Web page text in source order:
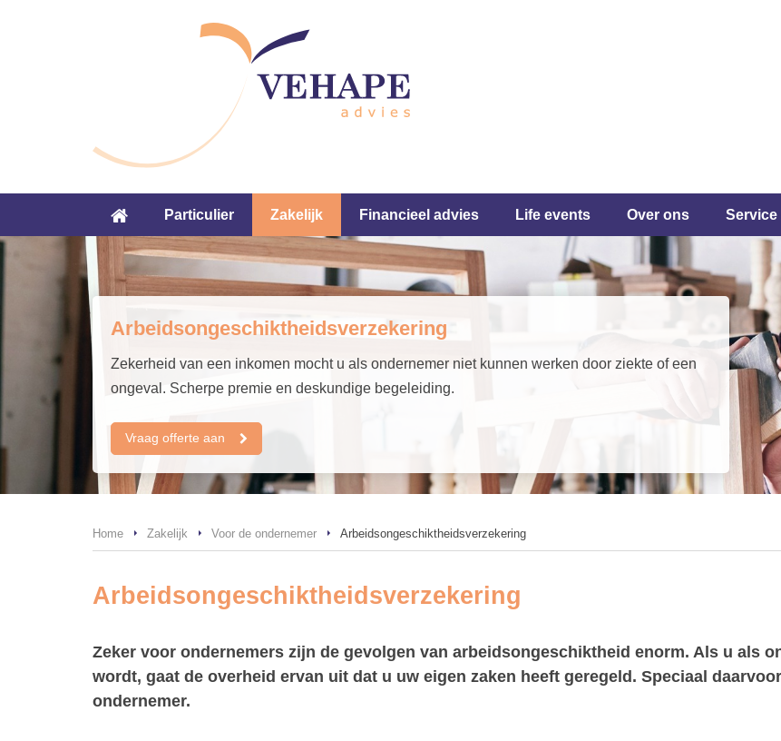
Particulier Zakelijk Financieel advies Life events Over ons Service
Arbeidsongeschiktheidsverzekering
Zekerheid van een inkomen mocht u als ondernemer niet kunnen werken door ziekte of een
ongeval. Scherpe premie en deskundige begeleiding.
Vraag offerte aan
Home Zakelijk Voor de ondernemer Arbeidsongeschiktheidsverzekering
Arbeidsongeschiktheidsverzekering
Zeker voor ondernemers zijn de gevolgen van arbeidsongeschiktheid enorm. Als u als
wordt, gaat de overheid ervan uit dat u uw eigen zaken heeft geregeld. Speciaal
ondernemer.